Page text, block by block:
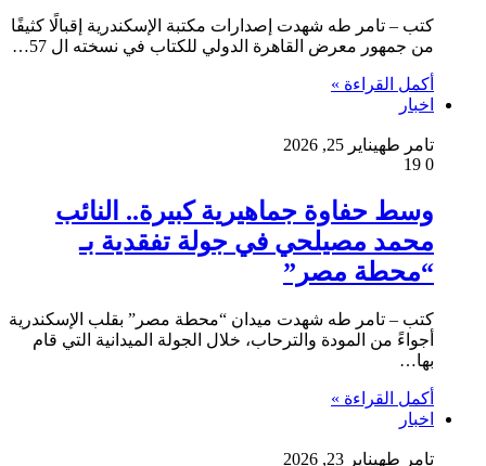
كتب – تامر طه شهدت إصدارات مكتبة الإسكندرية إقبالًا كثيفًا
من جمهور معرض القاهرة الدولي للكتاب في نسخته ال 57…
أكمل القراءة »
اخبار
تامر طهيناير 25, 2026
0
وسط حفاوة جماهيرية كبيرة.. النائب
محمد مصيلحي في جولة تفقدية بـ
“محطة مصر”
كتب – تامر طه شهدت ميدان “محطة مصر” بقلب الإسكندرية
أجواءً من المودة والترحاب، خلال الجولة الميدانية التي قام
بها…
أكمل القراءة »
اخبار
تامر طهيناير 23, 2026